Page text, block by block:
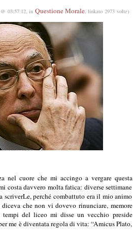
03:57:12, in Questione Morale, linkato 2973 volte)
nel cuore che mi accingo a vergare questa
costa davvero molta fatica: diverse settimane
scriverLe, perché combattuto era il mio animo
che non vi dovevo rinunciare, memore
del liceo mi disse un vecchio preside
me è diventata regola di vita: “Amicus Plato,